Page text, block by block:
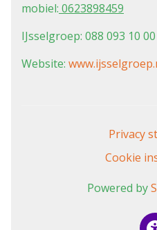
mobiel: 0623898459
IJsselgroep: 088 093 10 00
Website:
Privacy
Cookie
Powered by